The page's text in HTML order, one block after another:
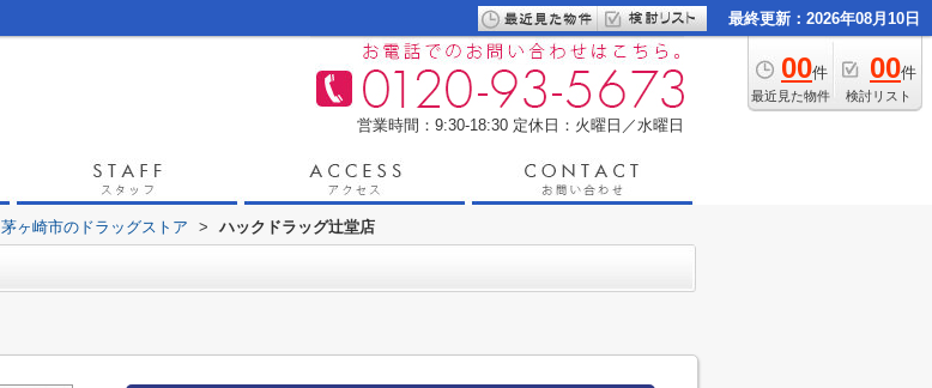
最終更新：2026年08月10日
00件
最近見た物件
00件
検討リスト
営業時間：9:30-18:30 定休日：火曜日／水曜日
茅ヶ崎市のドラッグストア > ハックドラッグ辻堂店